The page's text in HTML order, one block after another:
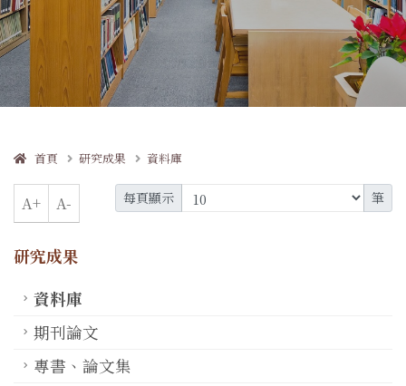
首頁 研究成果 資料庫
A+ A- 每頁顯示 筆
研究成果
資料庫
期刊論文
專書、論文集